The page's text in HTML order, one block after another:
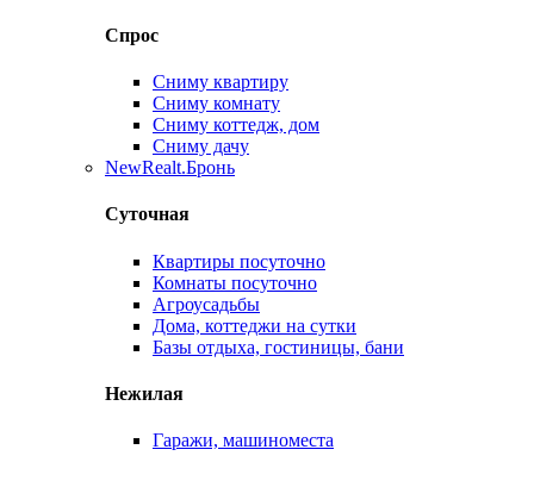
Спрос
Сниму квартиру
Сниму комнату
Сниму коттедж, дом
Сниму дачу
NewRealt.Бронь
Суточная
Квартиры посуточно
Комнаты посуточно
Агроусадьбы
Дома, коттеджи на сутки
Базы отдыха, гостиницы, бани
Нежилая
Гаражи, машиноместа